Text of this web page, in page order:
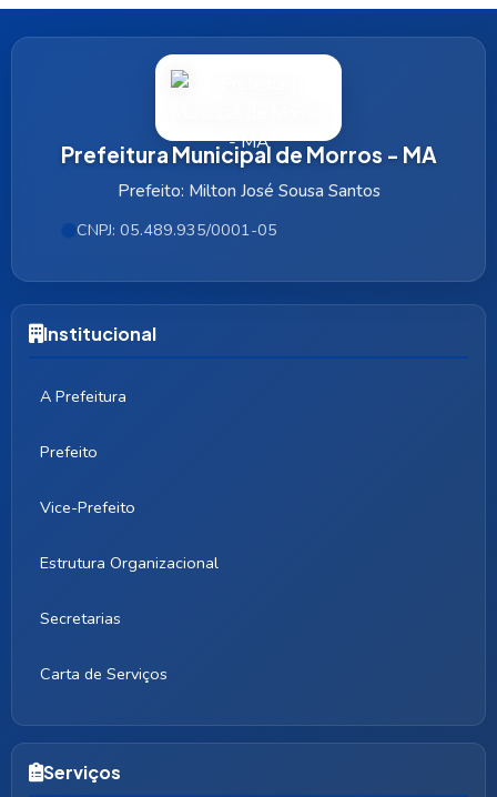
Prefeitura Municipal de Morros - MA
Prefeito: Milton José Sousa Santos
CNPJ: 05.489.935/0001-05
Institucional
A Prefeitura
Prefeito
Vice-Prefeito
Estrutura Organizacional
Secretarias
Carta de Serviços
Serviços